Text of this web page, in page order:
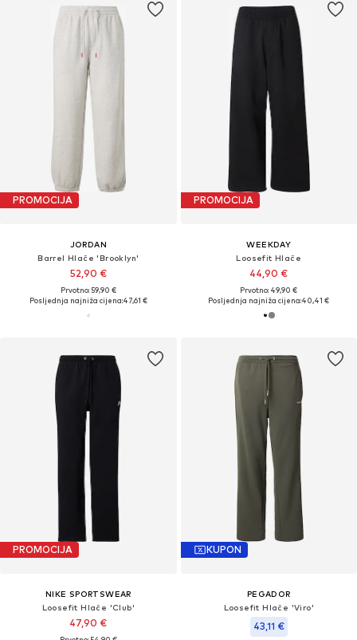
PROMOCIJA
JORDAN
Barrel Hlače 'Brooklyn'
52,90 €
Prvotno: 59,90 €
Posljednja najniža cijena:47,61 €
PROMOCIJA
WEEKDAY
Loosefit Hlače
44,90 €
Prvotno: 49,90 €
Posljednja najniža cijena:40,41 €
PROMOCIJA
NIKE SPORTSWEAR
Loosefit Hlače 'Club'
47,90 €
KUPON
PEGADOR
Loosefit Hlače 'Viro'
43,11 €